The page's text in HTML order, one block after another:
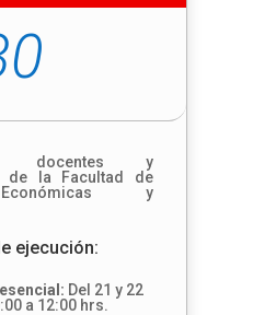
docentes y
de la Facultad de
y
ejecución:
Del 21 y 22
a 12:00 hrs.